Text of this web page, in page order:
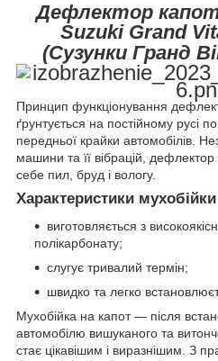
Дефлектор
Suzuki Grand
(Cузунки Гранд
Принцип функціонування
ґрунтується на постійному русі
передньої крайки автомобілів.
машини та її вібрацій,
себе пил, бруд і вологу.
Характеристики
виготовляється з
полікарбонату;
слугує тривалий термін;
швидко та легко
Мухобійка на капот — після
автомобілю вишуканого та
стає цікавішим і виразнішим. З